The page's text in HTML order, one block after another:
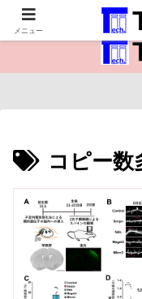
医療保健
コピー数
メニュー